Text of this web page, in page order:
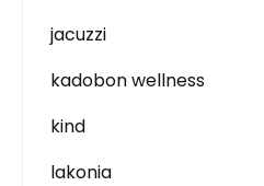
jacuzzi
kadobon wellness
kind
lakonia